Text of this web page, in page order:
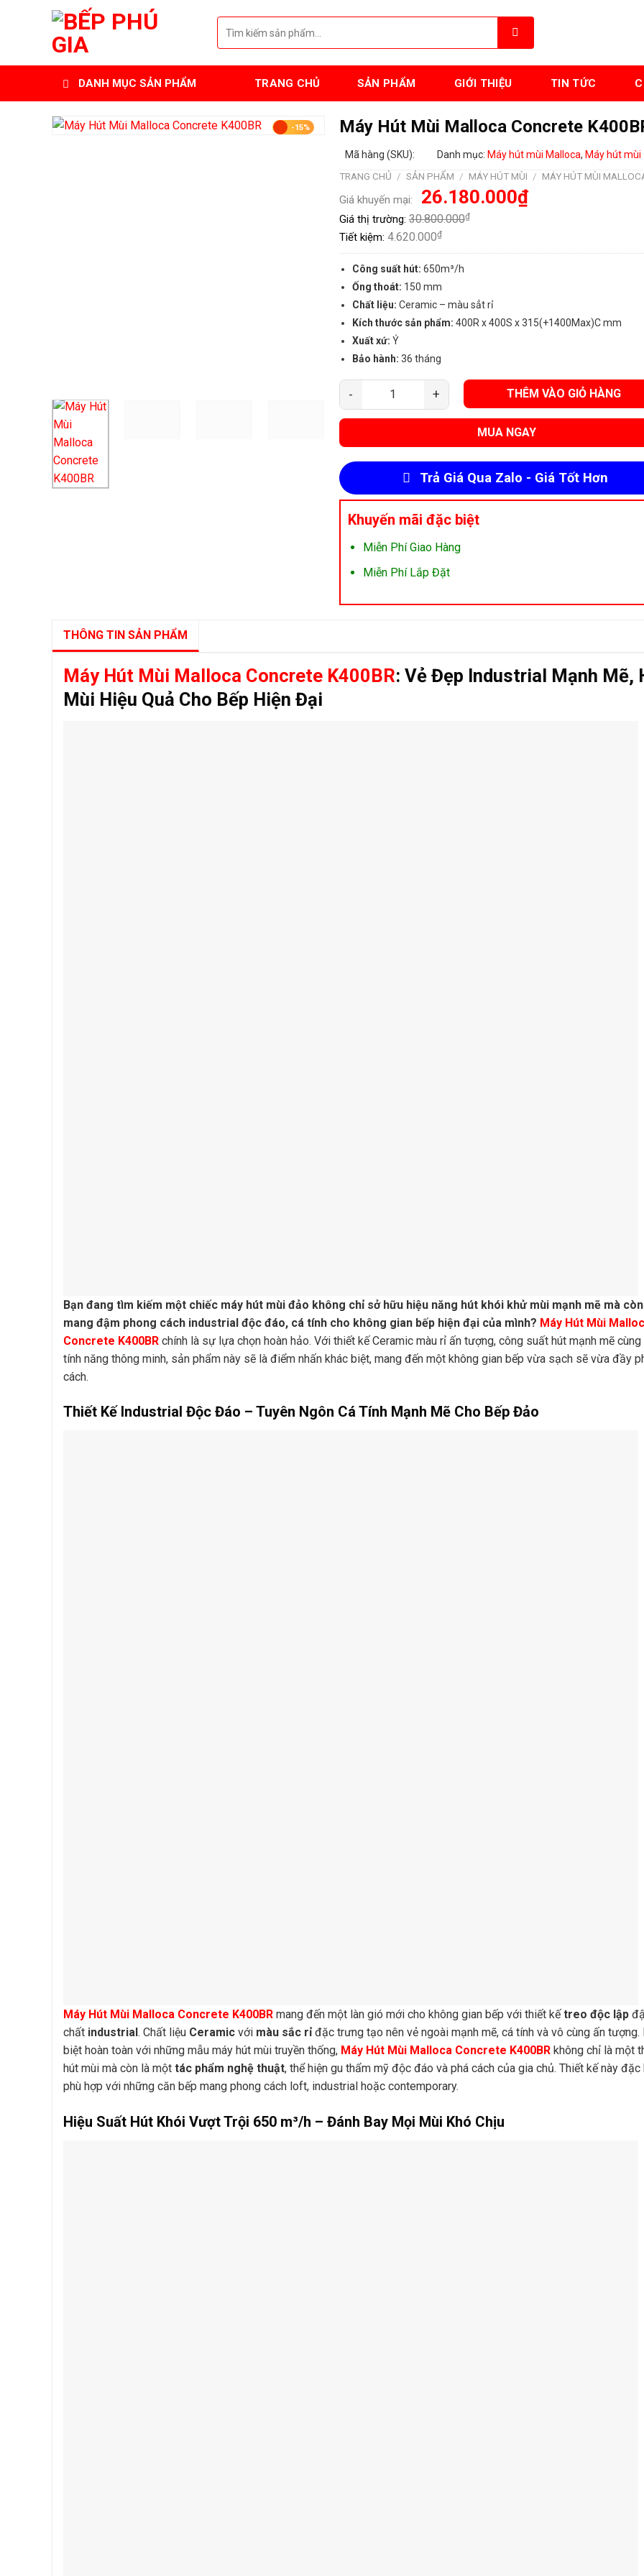
Tìm
kiếm:
DANH MỤC SẢN PHẨM TRANG CHỦ SẢN PHẨM GIỚI THIỆU TIN TỨC
-15% Máy Hút Mùi Malloca Concrete
Mã hàng (SKU): Danh mục: Máy hút mùi Malloca, Máy hút mùi
TRANG CHỦ / SẢN PHẨM / MÁY HÚT MÙI / MÁY HÚT MÙI
Giá khuyến mại:
Giá
gốc
là:
30.800.000₫.
26.180.000₫Giá
Giá thị trường: 30.800.000₫
Tiết kiệm: 4.620.000₫
Công suất hút: 650m³/h
Ống thoát: 150 mm
Chất liệu: Ceramic – màu sẳt rỉ
Kích thước sản phẩm: 400R x 400S x 315(+1400Max)C mm
Xuất xứ: Ý
Bảo hành: 36 tháng
Máy Hút Mùi Malloca Concrete K400BR (Hút Đảo) số lượng
THÊM VÀO GIỎ HÀNG
MUA NGAY
Trả Giá Qua Zalo - Giá Tốt Hơn
Khuyến mãi đặc biệt
Miễn Phí Giao Hàng
Miễn Phí Lắp Đặt
THÔNG TIN SẢN PHẨM
Máy Hút Mùi Malloca Concrete K400BR: Vẻ Đẹp Industrial Mạnh Mẽ,
Mùi Hiệu Quả Cho Bếp Hiện Đại
Bạn đang tìm kiếm một chiếc máy hút mùi đảo không chỉ sở hữu hiệu năng hút khói khử mùi mạnh mẽ mà còn
mang đậm phong cách industrial độc đáo, cá tính cho không gian bếp hiện đại của mình? Máy Hút Mùi
Concrete K400BR chính là sự lựa chọn hoàn hảo. Với thiết kế Ceramic màu rỉ ấn tượng, công suất hút mạnh mẽ cùng
tính năng thông minh, sản phẩm này sẽ là điểm nhấn khác biệt, mang đến một không gian bếp vừa sạch sẽ vừa đầy
cách.
Thiết Kế Industrial Độc Đáo – Tuyên Ngôn Cá Tính Mạnh Mẽ Cho Bếp Đảo
Máy Hút Mùi Malloca Concrete K400BR mang đến một làn gió mới cho không gian bếp với thiết kếtreo độc lập
chất industrial . Chất liệu Ceramic với màu sắc rỉđặc trưng tạo nên vẻ ngoài mạnh mẽ, cá tính và vô cùng ấn tượng.
biệt hoàn toàn với những mẫu máy hút mùi truyền thống, Máy Hút Mùi Malloca Concrete K400BR không chỉ là một
hút mùi mà còn là một tác phẩm nghệ thuật, thể hiện gu thẩm mỹ độc đáo và phá cách của gia chủ. Thiết kế này đặc
phù hợp với những căn bếp mang phong cách loft, industrial hoặc contemporary.
Hiệu Suất Hút Khói Vượt Trội 650 m³/h – Đánh Bay Mọi Mùi Khó Chịu